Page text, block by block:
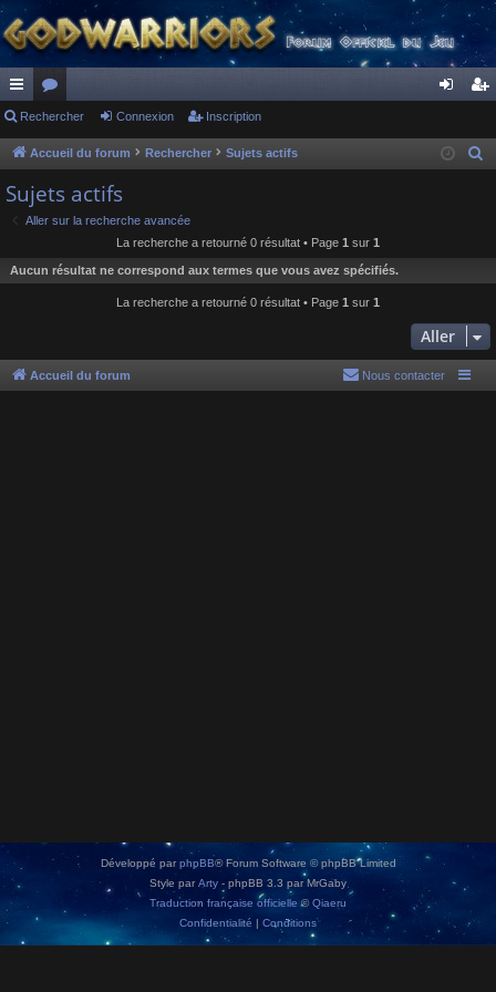
ac
co
ur
ci
or
u
s
ne cri
Rechercher Connexion Inscription
Accueil du forum Rechercher Sujets actifs
h
e
Sujets actifs
Aller sur la recherche avancée
La recherche a retourné 0 résultat • Page 1 sur 1
Aucun résultat ne correspond aux termes que vous avez spécifiés.
La recherche a retourné 0 résultat • Page 1 sur 1
Aller
Accueil du forum Nous contacter
Développé par phpBB® Forum Software © phpBB Limited
Style parArty - phpBB 3.3 par MrGaby
Traduction française officielle ©Qiaeru
Confidentialité | Conditions